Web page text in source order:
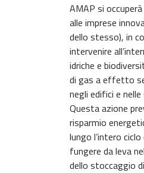
AMAP si
alle imprese
dello stesso), in
intervenire
idriche e
di gas a effetto
negli edifici e
Questa azione
risparmio
lungo l’intero
fungere da leva
dello stoccaggio